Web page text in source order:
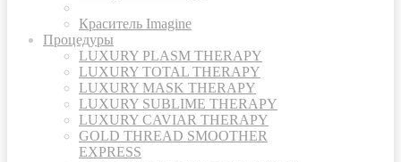
Краситель Imagine
Процедуры
LUXURY PLASM THERAPY
LUXURY TOTAL THERAPY
LUXURY MASK THERAPY
LUXURY SUBLIME THERAPY
LUXURY CAVIAR THERAPY
GOLD THREAD SMOOTHER
EXPRESS